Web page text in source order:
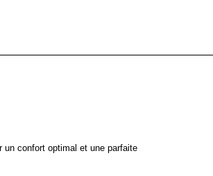
un confort optimal et une parfaite